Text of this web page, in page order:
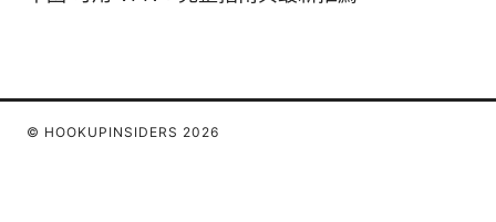
© HOOKUPINSIDERS 2026